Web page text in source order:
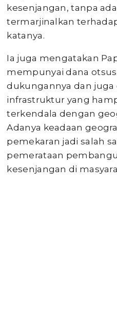
kesenjangan, tanpa
termarjinalkan
katanya.
Ia juga mengatakan
mempunyai dana
dukungannya dan juga
infrastruktur yang
terkendala dengan
Adanya keadaan
pemekaran jadi salah
pemerataan
kesenjangan di